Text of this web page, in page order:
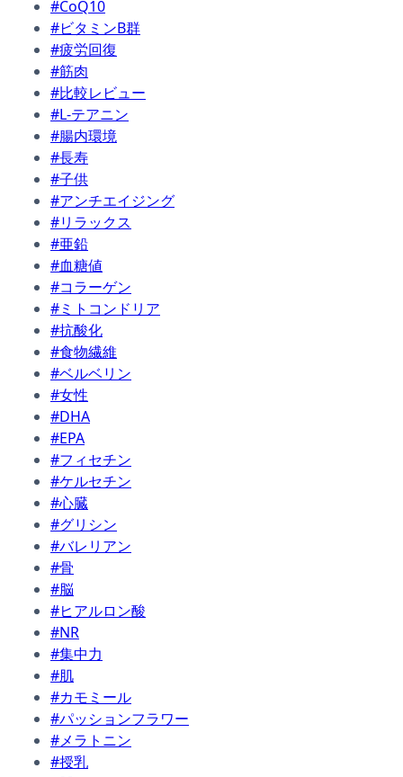
#CoQ10
#ビタミンB群
#疲労回復
#筋肉
#比較レビュー
#L-テアニン
#腸内環境
#長寿
#子供
#アンチエイジング
#リラックス
#亜鉛
#血糖値
#コラーゲン
#ミトコンドリア
#抗酸化
#食物繊維
#ベルベリン
#女性
#DHA
#EPA
#フィセチン
#ケルセチン
#心臓
#グリシン
#バレリアン
#骨
#脳
#ヒアルロン酸
#NR
#集中力
#肌
#カモミール
#パッションフラワー
#メラトニン
#授乳